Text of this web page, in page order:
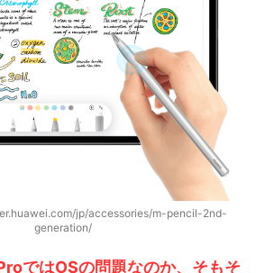
jp/accessories/m-pencil-2nd-
generation/
ではOSの問題なのか、そもそ